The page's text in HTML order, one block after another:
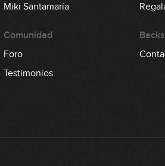
Miki Santamaría
Comunidad
Foro
Testimonios